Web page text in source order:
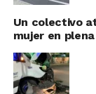
Un colectivo
mujer en